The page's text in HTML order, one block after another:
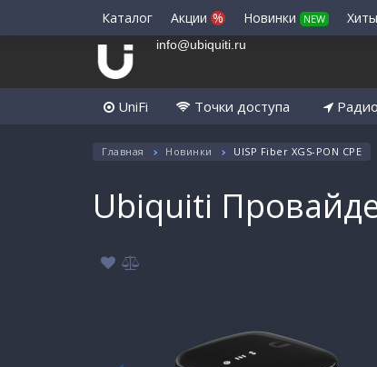
Каталог Акции % Новинки NEW
info@ubiquiti.ru
UniFi Точки доступа
Главная Новинки UISP Fiber XGS-PON CPE
Ubiquiti